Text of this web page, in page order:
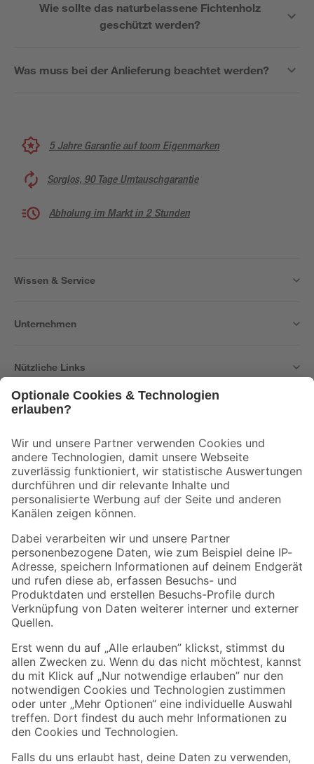
Wie sollte das naturbelassene Fichtenholz
geschützt werden?
Was muss bei der Anlieferung beachtet werden?
5 Jahre Garantie auf toom Eigenmarken
Sorglos, 90 Tage Umtauschgarantie
Abholung im Markt in 2 Stunden
Wissen & Service
Unternehmen
Nützliche Links
Der toom Newsletter: Keine Angebote und Aktionen mehr verpassen!
Zur Newsletter Anmeldung
Folge uns
Zahlungsarten Versandarten
Sicher einkaufen
Jetzt die toom-App herunterladen